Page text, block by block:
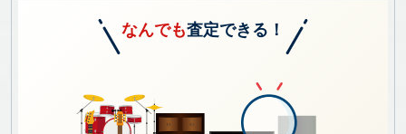
なんでも査定できる！